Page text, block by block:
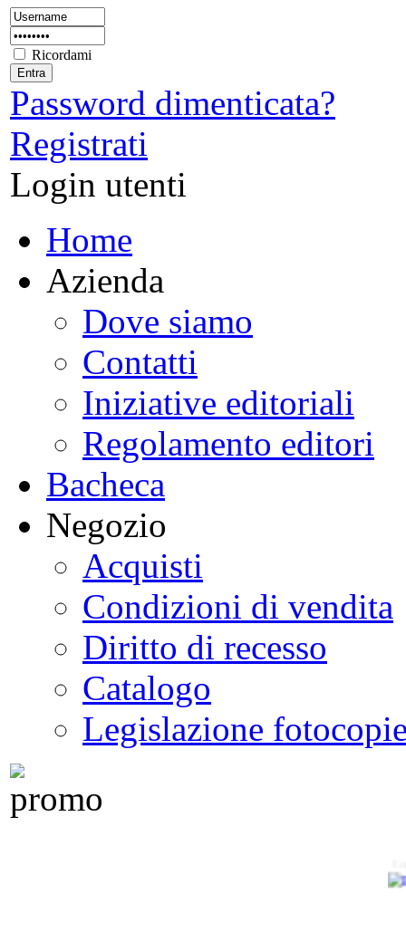
Ricordami
Password dimenticata?
Registrati
Login utenti
Home
Azienda
Dove siamo
Contatti
Iniziative editoriali
Regolamento editori
Bacheca
Negozio
Acquisti
Condizioni di vendita
Diritto di recesso
Catalogo
Legislazione